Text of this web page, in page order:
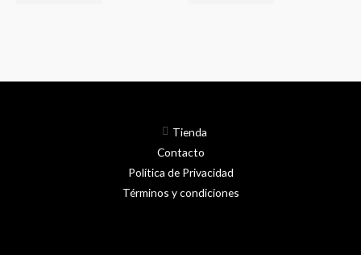
Tienda
Contacto
Política de Privacidad
Términos y condiciones